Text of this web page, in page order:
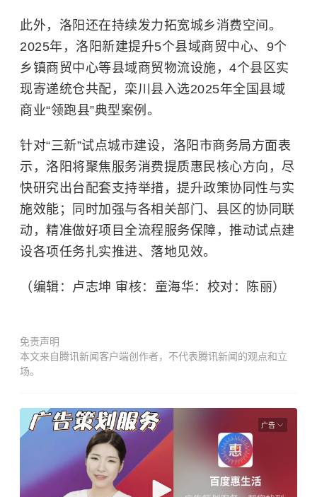
此外，洛阳还在持续发力拓宽城乡消费空间。
2025年，洛阳新建提升5个县域商贸中心、9个
乡镇商贸中心等县域商贸物流设施，4个县区实
现寄递统仓共配，栾川县入选2025年全国县域
商业“领跑县”典型案例。
针对“三新”试点城市建设，洛阳市商务局方面表
示，洛阳将聚焦服务消费提质惠民核心方向，尽
快研究出台配套支持举措，提升政策协同性与实
施效能；同时加强与各相关部门、县区的协同联
动，精准做好项目全流程服务保障，推动试点建
设各项任务扎实推进、落地见效。
（编辑：卢志坤 审核：童海华：校对：陈丽）
免责声明
本文来自腾讯新闻客户端创作者，不代表腾讯新闻的观点和立
场。
广告